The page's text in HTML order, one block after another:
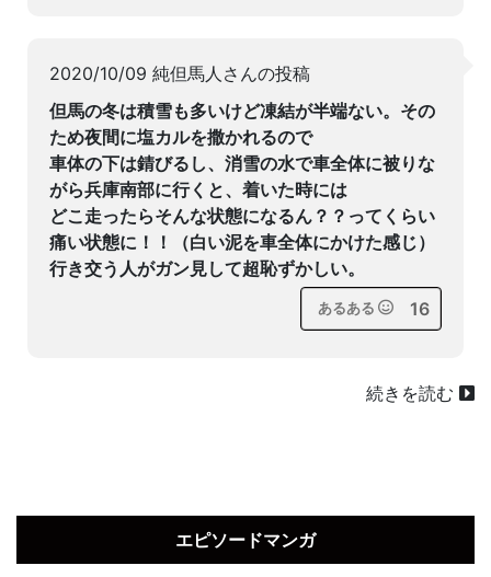
2020/10/09 純但馬人さんの投稿
但馬の冬は積雪も多いけど凍結が半端ない。その
ため夜間に塩カルを撒かれるので
車体の下は錆びるし、消雪の水で車全体に被りな
がら兵庫南部に行くと、着いた時には
どこ走ったらそんな状態になるん？？ってくらい
痛い状態に！！（白い泥を車全体にかけた感じ）
行き交う人がガン見して超恥ずかしい。
あるある 16
続きを読む
エピソードマンガ